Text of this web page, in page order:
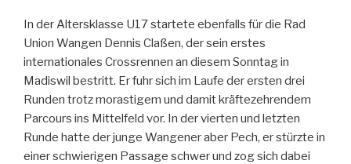
In der Altersklasse U17 startete ebenfalls für die Rad
Union Wangen Dennis Claßen, der sein erstes
internationales Crossrennen an diesem Sonntag in
Madiswil bestritt. Er fuhr sich im Laufe der ersten drei
Runden trotz morastigem und damit kräftezehrendem
Parcours ins Mittelfeld vor. In der vierten und letzten
Runde hatte der junge Wangener aber Pech, er stürzte in
einer schwierigen Passage schwer und zog sich dabei